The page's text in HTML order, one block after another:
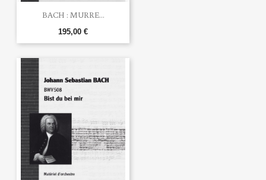
BACH : MURRE...
195,00 €